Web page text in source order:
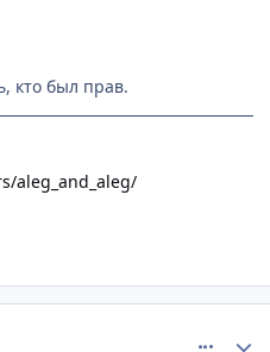
кто был прав.
aleg_and_aleg/